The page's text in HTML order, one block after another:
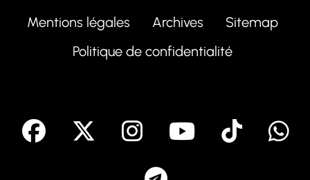
Mentions légales Archives
Sitemap
Politique de confidentialité
facebook Instagram
Youtube
Tik